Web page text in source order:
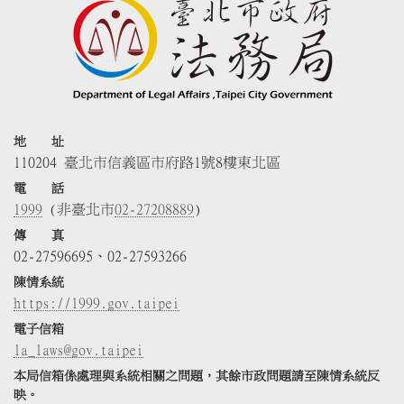
地 址
110204 臺北市信義區市府路1號8樓東北區
電 話
1999 (非臺北市02-27208889)
傳 真
02-27596695、02-27593266
陳情系統
https://1999.gov.taipei
電子信箱
la_laws@gov.taipei
本局信箱係處理與系統相關之問題，其餘市政問題請至陳情系統反
映。